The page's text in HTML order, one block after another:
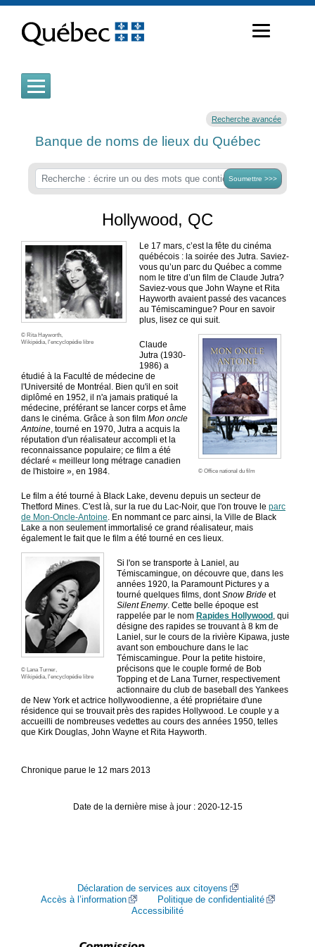
contenu
Recherche avancée
Banque de noms de lieux du Québec
Soumettre >>>
Hollywood, QC
© Rita Hayworth,
Wikipédia, l'encyclopédie libre
Le 17 mars, c’est la fête du cinéma
québécois : la soirée des Jutra. Saviez-
vous qu’un parc du Québec a comme
nom le titre d’un film de Claude Jutra?
Saviez-vous que John Wayne et Rita
Hayworth avaient passé des vacances
au Témiscamingue? Pour en savoir
plus, lisez ce qui suit.
© Office national du film
Claude
Jutra (1930-
1986) a
étudié à la Faculté de médecine de
l'Université de Montréal. Bien qu'il en soit
diplômé en 1952, il n'a jamais pratiqué la
médecine, préférant se lancer corps et âme
dans le cinéma. Grâce à son film Mon oncle
Antoine , tourné en 1970, Jutra a acquis la
réputation d'un réalisateur accompli et la
reconnaissance populaire; ce film a été
déclaré « meilleur long métrage canadien
de l'histoire », en 1984.
Le film a été tourné à Black Lake, devenu depuis un secteur de
Thetford Mines. C'est là, sur la rue du Lac-Noir, que l'on trouve le parc
de Mon-Oncle-Antoine . En nommant ce parc ainsi, la Ville de Black
Lake a non seulement immortalisé ce grand réalisateur, mais
également le fait que le film a été tourné en ces lieux.
© Lana Turner,
Wikipédia, l'encyclopédie libre
Si l'on se transporte à Laniel, au
Témiscamingue, on découvre que, dans les
années 1920, la Paramount Pictures y a
tourné quelques films, dontSnow Bride et
Silent Enemy. Cette belle époque est
rappelée par le nom Rapides Hollywood , qui
désigne des rapides se trouvant à 8 km de
Laniel, sur le cours de la rivière Kipawa, juste
avant son embouchure dans le lac
Témiscamingue. Pour la petite histoire,
précisons que le couple formé de Bob
Topping et de Lana Turner, respectivement
actionnaire du club de baseball des Yankees
de New York et actrice hollywoodienne, a été propriétaire d'une
résidence qui se trouvait près des rapides Hollywood. Le couple y a
accueilli de nombreuses vedettes au cours des années 1950, telles
que Kirk Douglas, John Wayne et Rita Hayworth.
Chronique parue le 12 mars 2013
Date de la dernière mise à jour : 2020-12-15
Déclaration de services aux citoyens
Accès à l’information
Politique de confidentialité
Accessibilité